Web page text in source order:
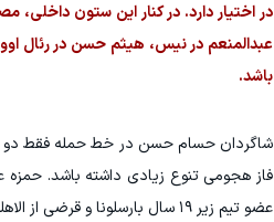
در اختیار دارد. در کنار این ستون
عبدالمنعم در نیس، هیثم حسن در رئال
باشد.
شاگردان حسام حسن در خط حمله فقط دو
عضو تیم زیر ۱۹ سال بارسلونا و قرضی از الاهلی معرفی کرده و رسانه‌های اسپانیایی از او به‌عنوان یکی از استعدادهای تازه فوتبال مصر یاد کرده‌اند.